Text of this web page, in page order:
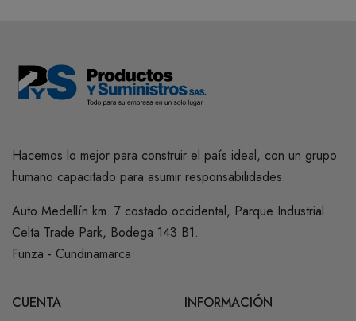
Hacemos lo mejor para construir el país ideal, con un grupo
humano capacitado para asumir responsabilidades.
Auto Medellín km. 7 costado occidental, Parque Industrial
Celta Trade Park, Bodega 143 B1.
Funza - Cundinamarca
CUENTA
INFORMACIÓN